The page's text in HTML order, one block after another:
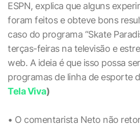
ESPN, explica que alguns
foram feitos e obteve bons
caso do programa “Skate
terças-feiras na televisão e
web. A ideia é que isso possa
programas de linha de esporte
Tela Viva)
• O comentarista Neto não